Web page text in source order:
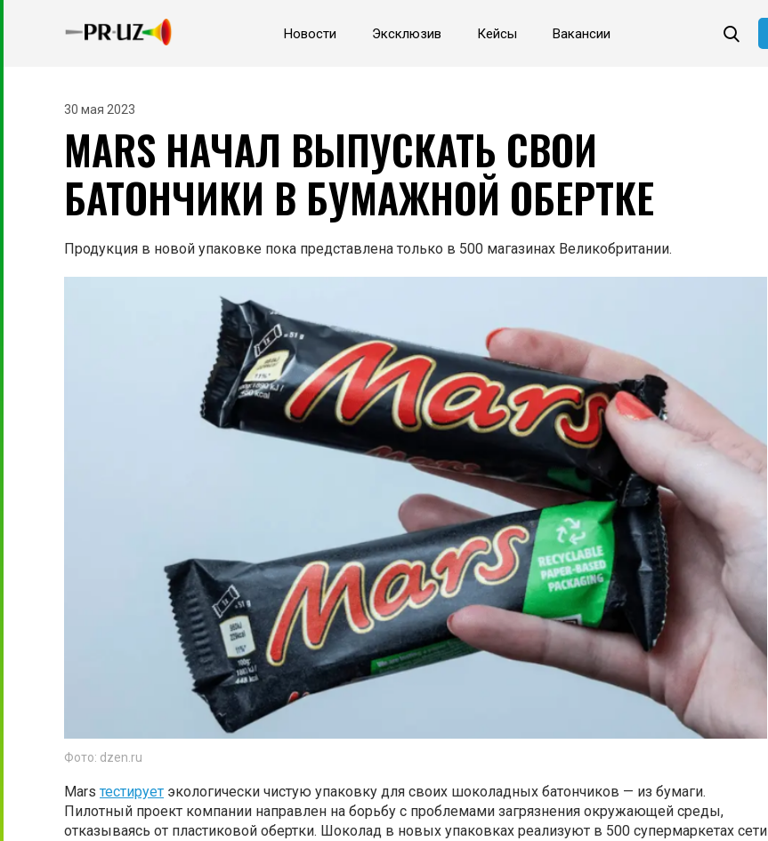
Новости Эксклюзив Кейсы Вакансии
Читайте главные новости
30 мая 2023
MARS НАЧАЛ ВЫПУСКАТЬ СВОИ
БАТОНЧИКИ В БУМАЖНОЙ ОБЕРТКЕ
Продукция в новой упаковке пока представлена только в 500 магазинах Великобритании.
Фото: dzen.ru
Mars тестирует экологически чистую упаковку для своих шоколадных батончиков — из бумаги.
Пилотный проект компании направлен на борьбу с проблемами загрязнения окружающей среды,
отказываясь от пластиковой обертки. Шоколад в новых упаковках реализуют в 500 супермаркетах сети